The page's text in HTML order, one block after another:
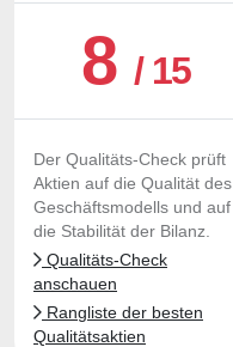
8/ 15
Der Qualitäts-Check prüft
Aktien auf die Qualität des
Geschäftsmodells und auf
die Stabilität der Bilanz.
Qualitäts-Check
anschauen
Rangliste der besten
Qualitätsaktien